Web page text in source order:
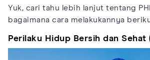
Yuk, cari tahu lebih lanjut tentang
bagaimana cara melakukannya
Perilaku Hidup Bersih dan Sehat